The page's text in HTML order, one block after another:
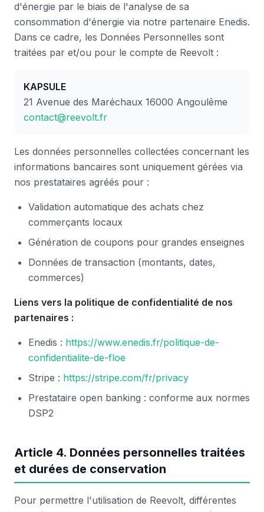
d'énergie par le biais de l'analyse de sa
consommation d'énergie via notre partenaire Enedis.
Dans ce cadre, les Données Personnelles sont
traitées par et/ou pour le compte de Reevolt :
KAPSULE
21 Avenue des Maréchaux 16000 Angoulême
contact@reevolt.fr
Les données personnelles collectées concernant les
informations bancaires sont uniquement gérées via
nos prestataires agréés pour :
Validation automatique des achats chez
commerçants locaux
Génération de coupons pour grandes enseignes
Données de transaction (montants, dates,
commerces)
Liens vers la politique de confidentialité de nos
partenaires :
Enedis : https://www.enedis.fr/politique-de-
confidentialite-de-floe
Stripe : https://stripe.com/fr/privacy
Prestataire open banking : conforme aux normes
DSP2
Article 4. Données personnelles traitées
et durées de conservation
Pour permettre l'utilisation de Reevolt, différentes